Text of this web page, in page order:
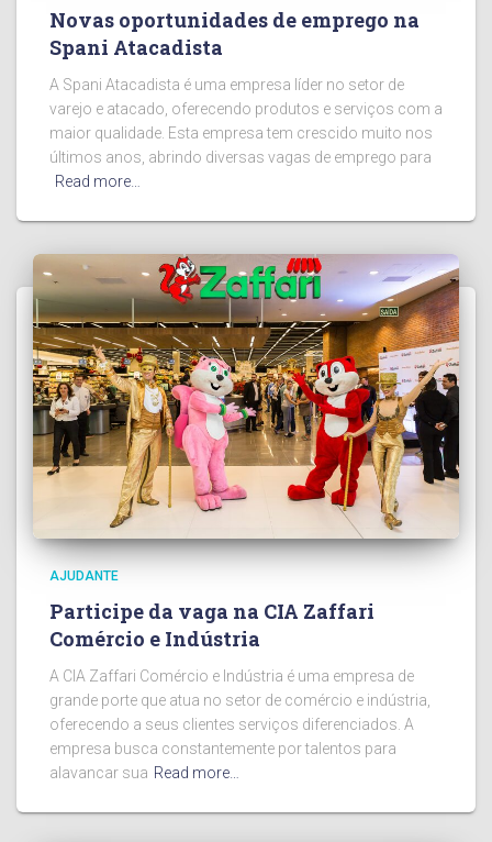
Novas oportunidades de emprego na
Spani Atacadista
A Spani Atacadista é uma empresa líder no setor de
varejo e atacado, oferecendo produtos e serviços com a
maior qualidade. Esta empresa tem crescido muito nos
últimos anos, abrindo diversas vagas de emprego para
Read more…
AJUDANTE
Participe da vaga na CIA Zaffari
Comércio e Indústria
A CIA Zaffari Comércio e Indústria é uma empresa de
grande porte que atua no setor de comércio e indústria,
oferecendo a seus clientes serviços diferenciados. A
empresa busca constantemente por talentos para
alavancar sua Read more…